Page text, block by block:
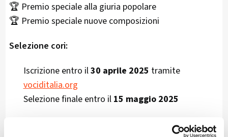
🏆 Premio speciale alla giuria popolare
🏆 Premio speciale nuove composizioni
Selezione cori:
Iscrizione entro il30 aprile 2025 tramite
vociditalia.org
Selezione finale entro il 15 maggio 2025